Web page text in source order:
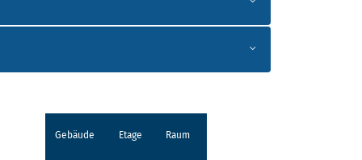
Gebäude Etage Raum